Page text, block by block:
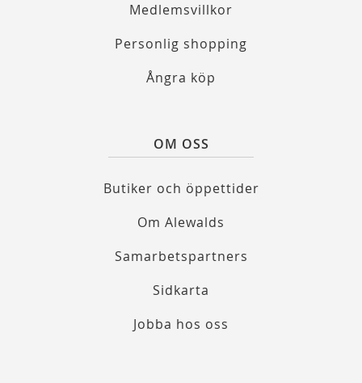
Medlemsvillkor
Personlig shopping
Ångra köp
OM OSS
Butiker och öppettider
Om Alewalds
Samarbetspartners
Sidkarta
Jobba hos oss